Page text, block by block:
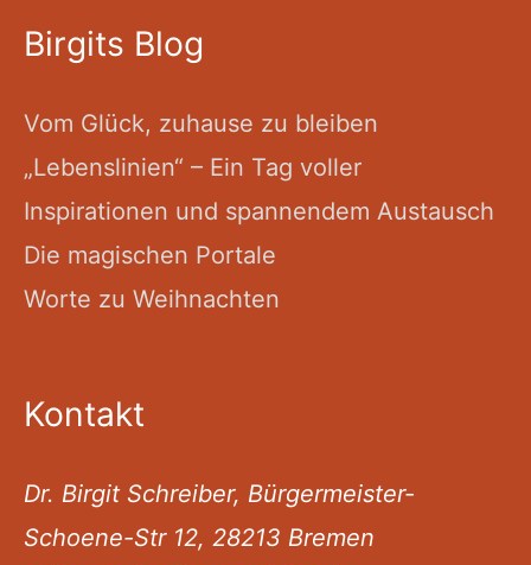
Birgits Blog
Vom Glück, zuhause zu bleiben
„Lebenslinien“ – Ein Tag voller
Inspirationen und spannendem Austausch
Die magischen Portale
Worte zu Weihnachten
Kontakt
Dr. Birgit Schreiber, Bürgermeister-
Schoene-Str 12, 28213 Bremen